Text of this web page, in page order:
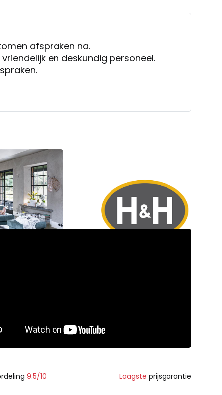
afspraken na.
en deskundig personeel.
9.5/10 Laagste prijsgarantie